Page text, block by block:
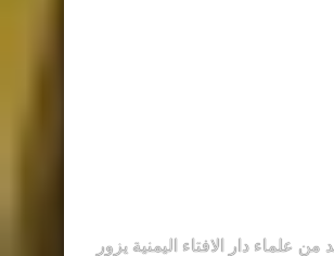
علماء دار الافتاء اليمنية يزور